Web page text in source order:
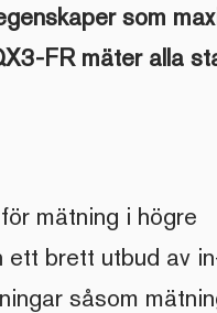
som
FR mäter alla
mätning i högre
ett brett utbud av
såsom